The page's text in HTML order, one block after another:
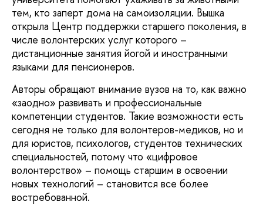
тем, кто заперт дома на самоизоляции. Вышка
открыла Центр поддержки старшего поколения, в
числе волонтерских услуг которого –
дистанционные занятия йогой и иностранными
языками для пенсионеров.
Авторы обращают внимание вузов на то, как важно
«заодно» развивать и профессиональные
компетенции студентов. Такие возможности есть
сегодня не только для волонтеров-медиков, но и
для юристов, психологов, студентов технических
специальностей, потому что «цифровое
волонтерство» – помощь старшим в освоении
новых технологий – становится все более
востребованной.